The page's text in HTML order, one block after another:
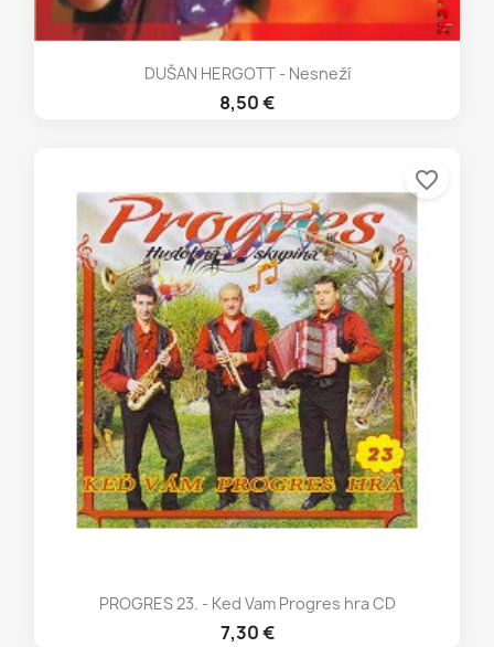
DUŠAN HERGOTT - Nesneží
8,50 €
PROGRES 23. - Ked Vam Progres hra CD
7,30 €
favorite_border